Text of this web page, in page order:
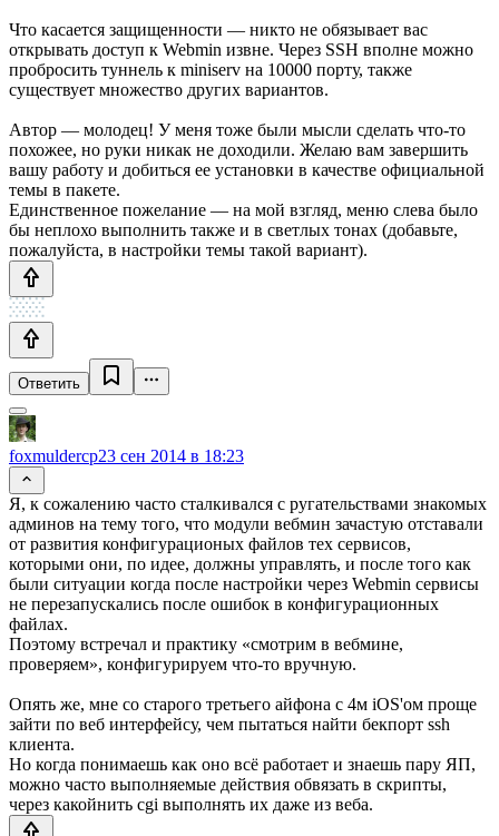
Что касается защищенности — никто не обязывает вас
открывать доступ к Webmin извне. Через SSH вполне можно
пробросить туннель к miniserv на 10000 порту, также
существует множество других вариантов.
Автор — молодец! У меня тоже были мысли сделать что-то
похожее, но руки никак не доходили. Желаю вам завершить
вашу работу и добиться ее установки в качестве официальной
темы в пакете.
Единственное пожелание — на мой взгляд, меню слева было
бы неплохо выполнить также и в светлых тонах (добавьте,
пожалуйста, в настройки темы такой вариант).
Ответить
foxmuldercp23 сен 2014 в 18:23
Я, к сожалению часто сталкивался с ругательствами знакомых
админов на тему того, что модули вебмин зачастую отставали
от развития конфигурационых файлов тех сервисов,
которыми они, по идее, должны управлять, и после того как
были ситуации когда после настройки через Webmin сервисы
не перезапускались после ошибок в конфигурационных
файлах.
Поэтому встречал и практику «смотрим в вебмине,
проверяем», конфигурируем что-то вручную.
Опять же, мне со старого третьего айфона с 4м iOS'ом проще
зайти по веб интерфейсу, чем пытаться найти бекпорт ssh
клиента.
Но когда понимаешь как оно всё работает и знаешь пару ЯП,
можно часто выполняемые действия обвязать в скрипты,
через какойнить cgi выполнять их даже из веба.